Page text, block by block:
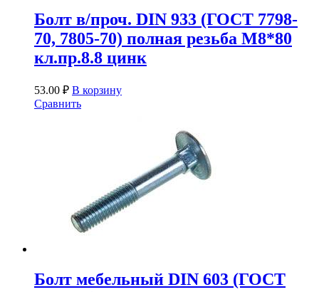
Болт в/проч. DIN 933 (ГОСТ 7798-
70, 7805-70) полная резьба М8*80
кл.пр.8.8 цинк
53.00 ₽ В корзину
Сравнить
Болт мебельный DIN 603 (ГОСТ